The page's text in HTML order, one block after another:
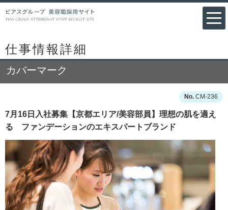
仕事情報詳細
カバーマーク
CM-236
7月16日入社募集【京都エリア/美容部員】理想の肌を適え
る ファンデーションのエキスパートブランド